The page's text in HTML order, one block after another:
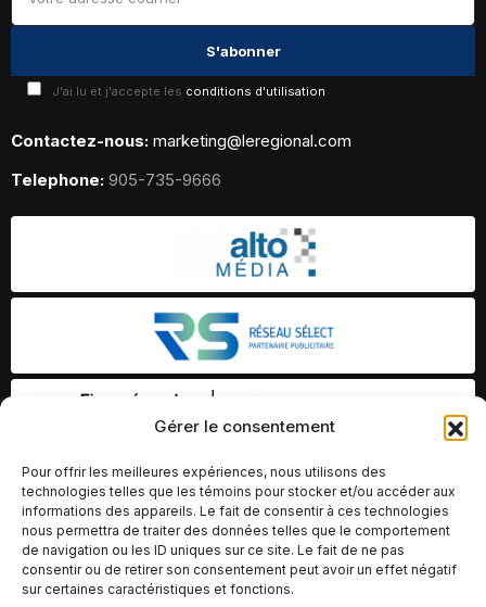
Gérer le consentement
Pour offrir les meilleures expériences, nous utilisons des
technologies telles que les témoins pour stocker et/ou accéder aux
informations des appareils. Le fait de consentir à ces technologies
nous permettra de traiter des données telles que le comportement
de navigation ou les ID uniques sur ce site. Le fait de ne pas
consentir ou de retirer son consentement peut avoir un effet négatif
sur certaines caractéristiques et fonctions.
J'ai lu et j'accepte les conditions d'utilisation
Contactez-nous: marketing@leregional.com
Telephone: 905-735-9666